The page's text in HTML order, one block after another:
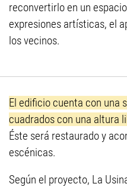
reconvertirlo en un
expresiones artísticas, el
los vecinos.
El edificio cuenta con una
cuadrados con una altura
Éste será restaurado y
escénicas.
Según el proyecto, La